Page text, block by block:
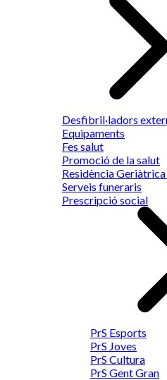
Desfibril·ladors
Equipaments
Fes salut
Promoció de la salut
Residència Geriàtrica
Serveis funeraris
Prescripció social
PrS Esports
PrS Joves
PrS Cultura
PrS Gent Gran